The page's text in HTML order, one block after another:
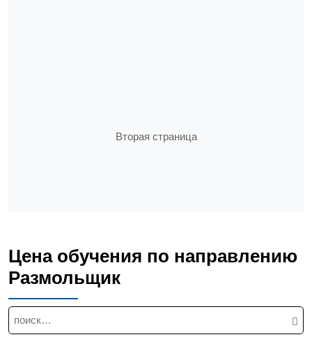
Вторая страница
Цена обучения по направлению
Размольщик
Н
а